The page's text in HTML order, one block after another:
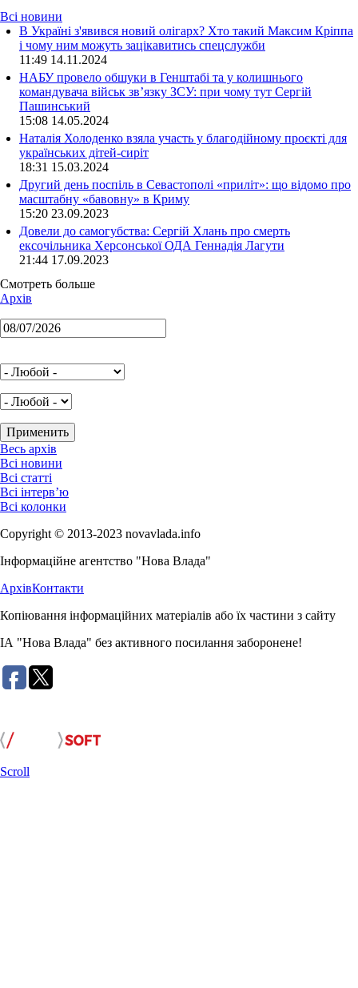
Всі новини
В Україні з'явився новий олігарх? Хто такий Максим Кріппа
і чому ним можуть зацікавитись спецслужби
11:49 14.11.2024
НАБУ провело обшуки в Генштабі та у колишнього
командувача військ зв’язку ЗСУ: при чому тут Сергій
Пашинський
15:08 14.05.2024
Наталія Холоденко взяла участь у благодійному проєкті для
українських дітей-сиріт
18:31 15.03.2024
Другий день поспіль в Севастополі «приліт»: що відомо про
масштабну «бавовну» в Криму
15:20 23.09.2023
Довели до самогубства: Сергій Хлань про смерть
ексочільника Херсонської ОДА Геннадія Лагути
21:44 17.09.2023
Смотреть больше
Архів
Весь архів
Всі новини
Всі статті
Всі інтерв’ю
Всі колонки
Copyright © 2013-2023 novavlada.info
Інформаційне агентство "Нова Влада"
АрхівКонтакти
Копіювання інформаційних матеріалів або їх частини з сайту
ІА "Нова Влада" без активного посилання заборонене!
Scroll